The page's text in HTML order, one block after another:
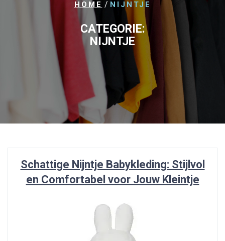
HOME / NIJNTJE
CATEGORIE:
NIJNTJE
Schattige Nijntje Babykleding: Stijlvol
en Comfortabel voor Jouw Kleintje